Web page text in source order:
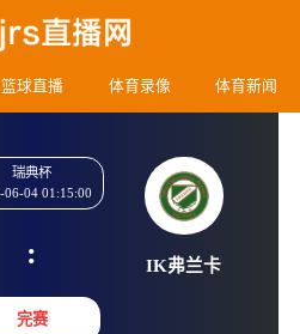
篮球直播 体育录像 体育新闻
瑞典杯
2026-06-04 01:15:00
: